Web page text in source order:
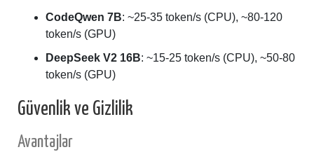
CodeQwen 7B: ~25-35 token/s (CPU), ~80-120
token/s (GPU)
DeepSeek V2 16B: ~15-25 token/s (CPU), ~50-80
token/s (GPU)
Güvenlik ve Gizlilik
Avantajlar